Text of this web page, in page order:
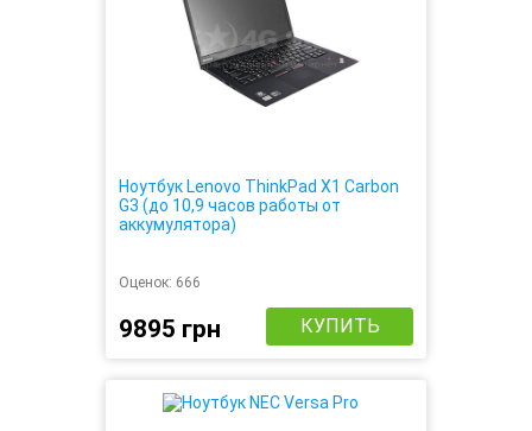
Ноутбук Lenovo ThinkPad X1 Carbon
G3 (до 10,9 часов работы от
аккумулятора)
Оценок: 666
9895 грн КУПИТЬ